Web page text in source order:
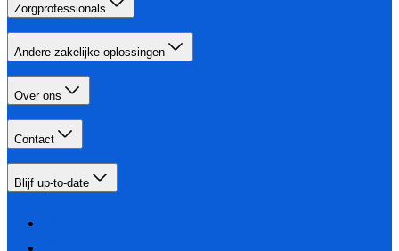
Zorgprofessionals
Andere zakelijke oplossingen
Over ons
Contact
Blijf up-to-date